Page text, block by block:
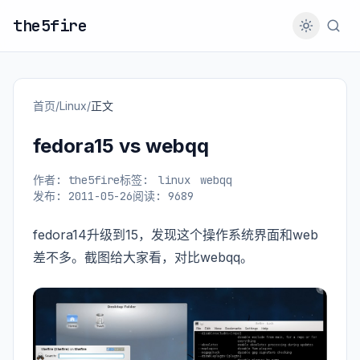
the5fire
首页/Linux/正文
fedora15 vs webqq
作者: the5fire标签: linux
webqq
发布: 2011-05-26阅读: 9689
fedora14升级到15，发现这个操作系统界面和web
差不多。截图给大家看，对比webqq。